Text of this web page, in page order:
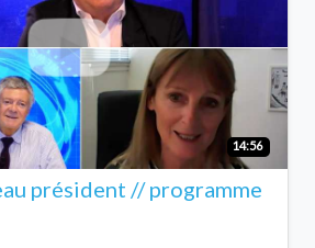
14:56
président // programme